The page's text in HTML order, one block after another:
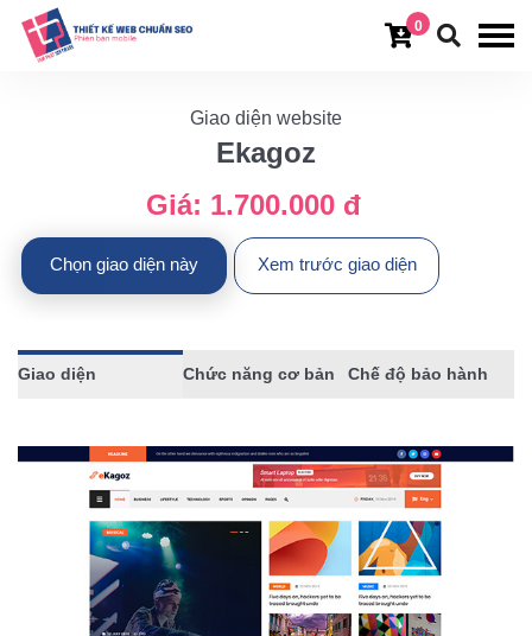
0
Giao diện website
Ekagoz
Giá: 1.700.000 đ
Chọn giao diện này Xem trước giao diện
Giao diện Chức năng cơ bản Chế độ bảo hành